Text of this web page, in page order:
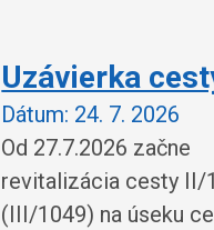
Uzávierka
Dátum: 24. 7. 2026
Od 27.7.2026 začne
revitalizácia cesty II/
(III/1049) na úseku